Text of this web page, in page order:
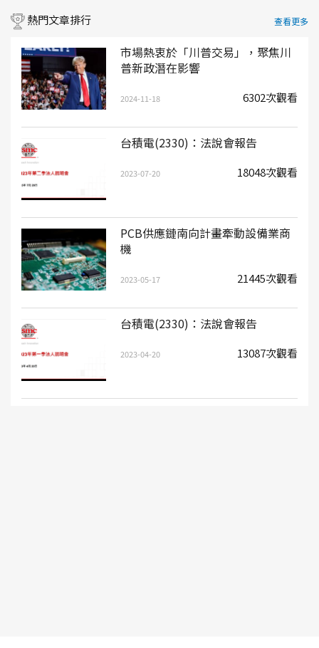
熱門文章排行 查看更多
市場熱衷於「川普交易」，聚焦川
普新政潛在影響
2024-11-18 6302次觀看
台積電(2330)：法說會報告
2023-07-20 18048次觀看
PCB供應鏈南向計畫牽動設備業商
機
2023-05-17 21445次觀看
台積電(2330)：法說會報告
2023-04-20 13087次觀看